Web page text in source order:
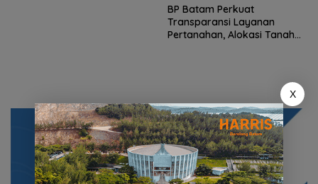
BP Batam Perkuat
Transparansi Layanan
Pertanahan, Alokasi Tanah
X